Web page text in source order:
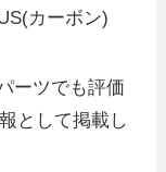
カーボン)
ーツでも評価
として掲載し